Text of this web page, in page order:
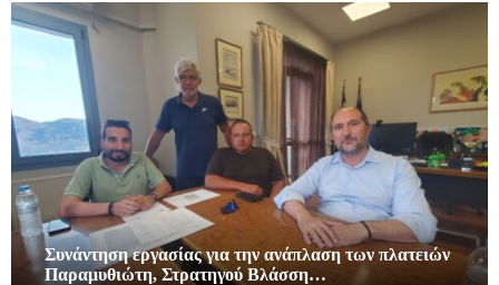
Συνάντηση εργασίας για την ανάπλαση των πλατειών
Παραμυθιώτη, Στρατηγού Βλάσση…